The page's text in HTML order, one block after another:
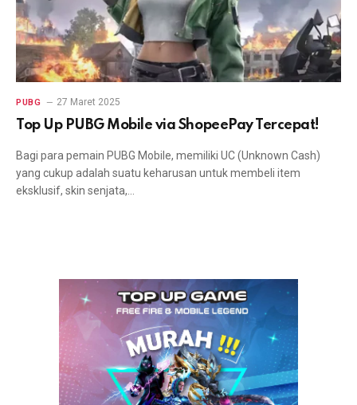
PUBG 27 Maret 2025
Top Up PUBG Mobile via ShopeePay Tercepat!
Bagi para pemain PUBG Mobile, memiliki UC (Unknown Cash)
yang cukup adalah suatu keharusan untuk membeli item
eksklusif, skin senjata,…